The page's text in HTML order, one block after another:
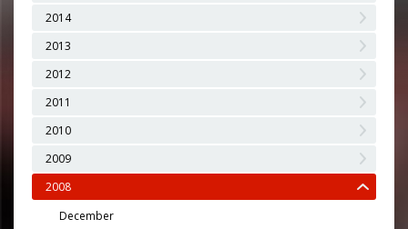
2014
2013
2012
2011
2010
2009
2008
December